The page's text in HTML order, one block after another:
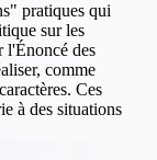
" pratiques qui
sur les
l'Énoncé des
comme
Ces
à des situations